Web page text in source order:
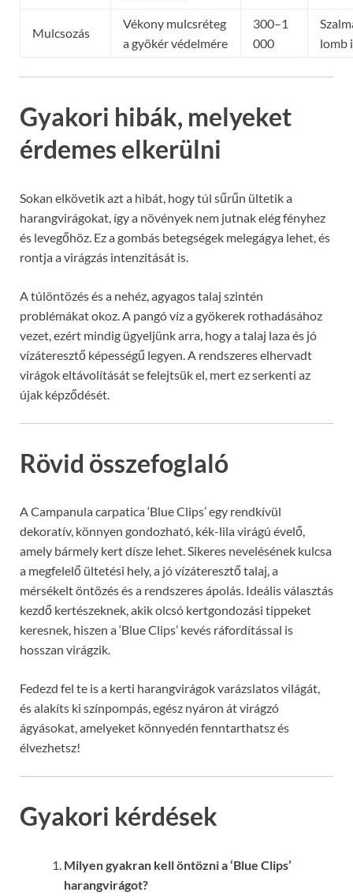
Mulcsozás
Vékony mulcsréteg
a gyökér védelmére
300–1
000
lomb
Gyakori hibák, melyeket
érdemes elkerülni
Sokan elkövetik azt a hibát, hogy túl sűrűn ültetik a
harangvirágokat, így a növények nem jutnak elég fényhez
és levegőhöz. Ez a gombás betegségek melegágya lehet, és
rontja a virágzás intenzitását is.
A túlöntözés és a nehéz, agyagos talaj szintén
problémákat okoz. A pangó víz a gyökerek rothadásához
vezet, ezért mindig ügyeljünk arra, hogy a talaj laza és jó
vízáteresztő képességű legyen. A rendszeres elhervadt
virágok eltávolítását se felejtsük el, mert ez serkenti az
újak képződését.
Rövid összefoglaló
A Campanula carpatica ‘Blue Clips’ egy rendkívül
dekoratív, könnyen gondozható, kék-lila virágú évelő,
amely bármely kert dísze lehet. Sikeres nevelésének kulcsa
a megfelelő ültetési hely, a jó vízáteresztő talaj, a
mérsékelt öntözés és a rendszeres ápolás. Ideális választás
kezdő kertészeknek, akik olcsó kertgondozási tippeket
keresnek, hiszen a ‘Blue Clips’ kevés ráfordítással is
hosszan virágzik.
Fedezd fel te is a kerti harangvirágok varázslatos világát,
és alakíts ki színpompás, egész nyáron át virágzó
ágyásokat, amelyeket könnyedén fenntarthatsz és
élvezhetsz!
Gyakori kérdések
Milyen gyakran kell öntözni a ‘Blue Clips’
harangvirágot?